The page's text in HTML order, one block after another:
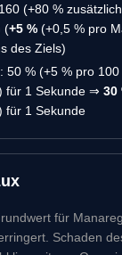
(+80 %
(+5 % (+0,5 % pro
des Ziels)
: 50 % (+5 % pro 100
für 1 Sekunde ⇒ 30
für 1 Sekunde
für
Schaden